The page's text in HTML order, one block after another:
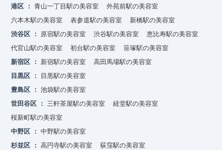
港区
青山一丁目駅の美容室
外苑前駅の美容室
六本木駅の美容室
表参道駅の美容室
新橋駅の美容室
渋谷区
原宿駅の美容室 渋谷駅の美容室
恵比寿駅の美容室
代官山駅の美容室
初台駅の美容室
笹塚駅の美容室
新宿区
新宿駅の美容室
高田馬場駅の美容室
目黒区
目黒駅の美容室
豊島区
池袋駅の美容室
世田谷区
三軒茶屋駅の美容室
経堂駅の美容室
桜新町駅の美容室
中野区
中野駅の美容室
杉並区
高円寺駅の美容室
荻窪駅の美容室